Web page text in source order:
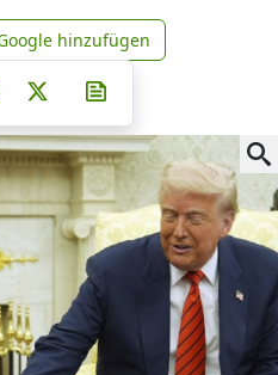
news.de zu Google
hinzufügen
auf Facebook
Teilen auf Whatsapp
Teilen auf Telegram
Pinterest
E-Mail teilen
Post auf X